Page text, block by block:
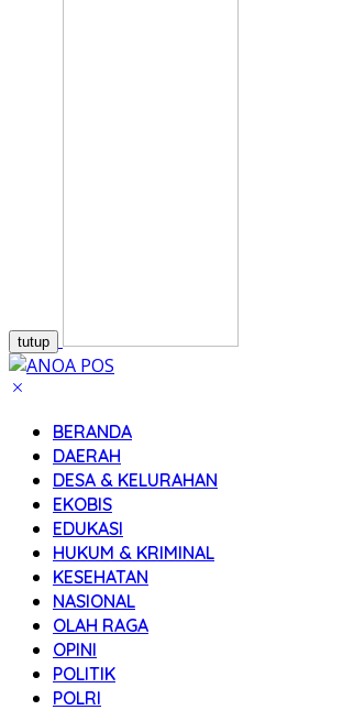
tutup
BERANDA
DAERAH
DESA & KELURAHAN
EKOBIS
EDUKASI
HUKUM & KRIMINAL
KESEHATAN
NASIONAL
OLAH RAGA
OPINI
POLITIK
POLRI